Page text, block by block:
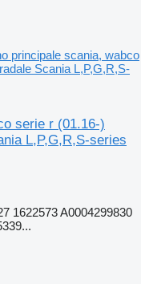
principale scania, wabco
Scania L,P,G,R,S-
serie r (01.16-)
L,P,G,R,S-series
1622573 A0004299830